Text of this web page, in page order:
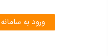
ورود به